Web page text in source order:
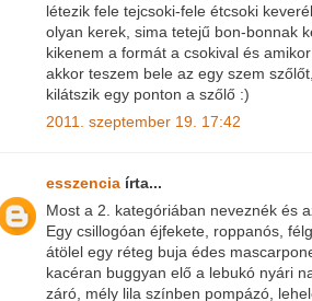
létezik fele tejcsoki-fele étcsoki
olyan kerek, sima tetejű bon-bonnak
kikenem a formát a csokival és
akkor teszem bele az egy szem
kilátszik egy ponton a szőlő :)
2011. szeptember 19. 17:42
esszencia írta...
Most a 2. kategóriában neveznék és
Egy csillogóan éjfekete, roppanós,
átölel egy réteg buja édes
kacéran buggyan elő a lebukó nyári
záró, mély lila színben pompázó,